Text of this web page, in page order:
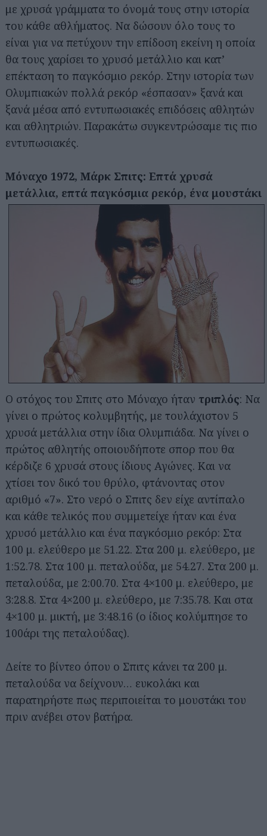
με χρυσά γράμματα το όνομά τους στην ιστορία
του κάθε αθλήματος. Να δώσουν όλο τους το
είναι για να πετύχουν την επίδοση εκείνη η οποία
θα τους χαρίσει το χρυσό μετάλλιο και κατ’
επέκταση το παγκόσμιο ρεκόρ. Στην ιστορία των
Ολυμπιακών πολλά ρεκόρ «έσπασαν» ξανά και
ξανά μέσα από εντυπωσιακές επιδόσεις αθλητών
και αθλητριών. Παρακάτω συγκεντρώσαμε τις πιο
εντυπωσιακές.
Μόναχο 1972, Μάρκ Σπιτς: Επτά χρυσά
μετάλλια, επτά παγκόσμια ρεκόρ, ένα μουστάκι
Ο στόχος του Σπιτς στο Μόναχο ήταν τριπλός: Να
γίνει ο πρώτος κολυμβητής, με τουλάχιστον 5
χρυσά μετάλλια στην ίδια Ολυμπιάδα. Να γίνει ο
πρώτος αθλητής οποιουδήποτε σπορ που θα
κέρδιζε 6 χρυσά στους ίδιους Αγώνες. Και να
χτίσει τον δικό του θρύλο, φτάνοντας στον
αριθμό «7». Στο νερό ο Σπιτς δεν είχε αντίπαλο
και κάθε τελικός που συμμετείχε ήταν και ένα
χρυσό μετάλλιο και ένα παγκόσμιο ρεκόρ: Στα
100 μ. ελεύθερο με 51.22. Στα 200 μ. ελεύθερο, με
1:52.78. Στα 100 μ. πεταλούδα, με 54.27. Στα 200 μ.
πεταλούδα, με 2:00.70. Στα 4×100 μ. ελεύθερο, με
3:28.8. Στα 4×200 μ. ελεύθερο, με 7:35.78. Και στα
4×100 μ. μικτή, με 3:48.16 (ο ίδιος κολύμπησε το
100άρι της πεταλούδας).
Δείτε το βίντεο όπου ο Σπιτς κάνει τα 200 μ.
πεταλούδα να δείχνουν… ευκολάκι και
παρατηρήστε πως περιποιείται το μουστάκι του
πριν ανέβει στον βατήρα.